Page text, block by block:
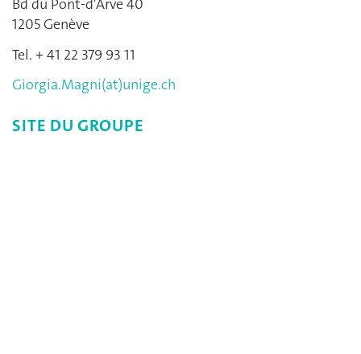
Bd du Pont-d'Arve 40
1205 Genève
Tel. + 41 22 379 93 11
Giorgia.Magni(at)unige.ch
SITE DU GROUPE